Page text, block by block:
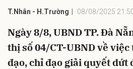
T.Nhân - H.Trường 08/08/2025
Ngày 8/8, UBND TP. Đà
thị số 04/CT-UBND về
đạo, chỉ đạo giải quyết dứt